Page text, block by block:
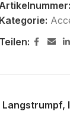
Kategorie:
Teilen: